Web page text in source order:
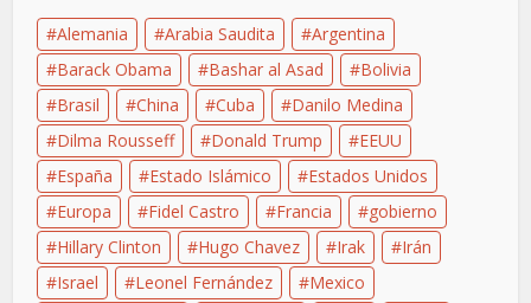
Alemania Arabia Saudita
Argentina
Barack Obama
Bashar al Asad
Bolivia
Brasil
China Cuba
Danilo Medina
Dilma Rousseff
Donald Trump
EEUU
España
Estado Islámico
Estados Unidos
Europa
Fidel Castro Francia
gobierno
Hillary Clinton
Hugo Chavez Irak
Irán
Israel
Leonel Fernández
Mexico